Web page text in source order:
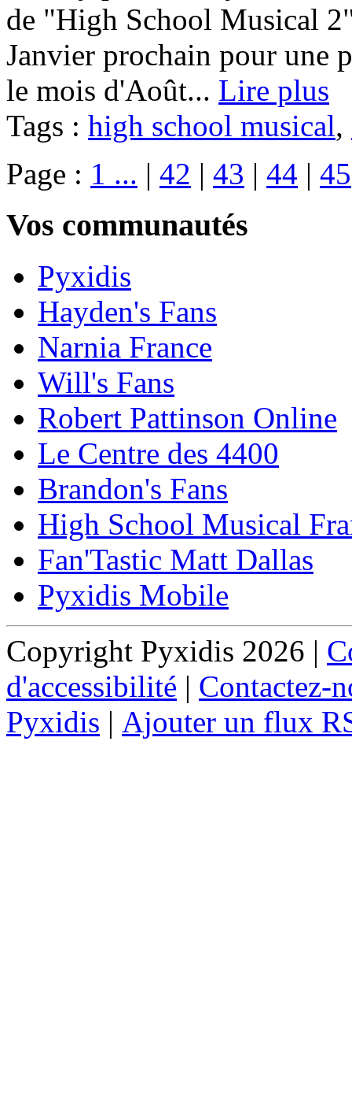
de "High School Musical
Janvier prochain pour une
le mois d'Août... Lire plus
Tags : high school musical,
Page : 1 ... | 42 | 43 | 44 | 45
Vos communautés
Pyxidis
Hayden's Fans
Narnia France
Will's Fans
Robert Pattinson Online
Le Centre des 4400
Brandon's Fans
High School Musical
Fan'Tastic Matt Dallas
Pyxidis Mobile
Copyright Pyxidis 2026 |
d'accessibilité | Contactez-
Pyxidis | Ajouter un flux